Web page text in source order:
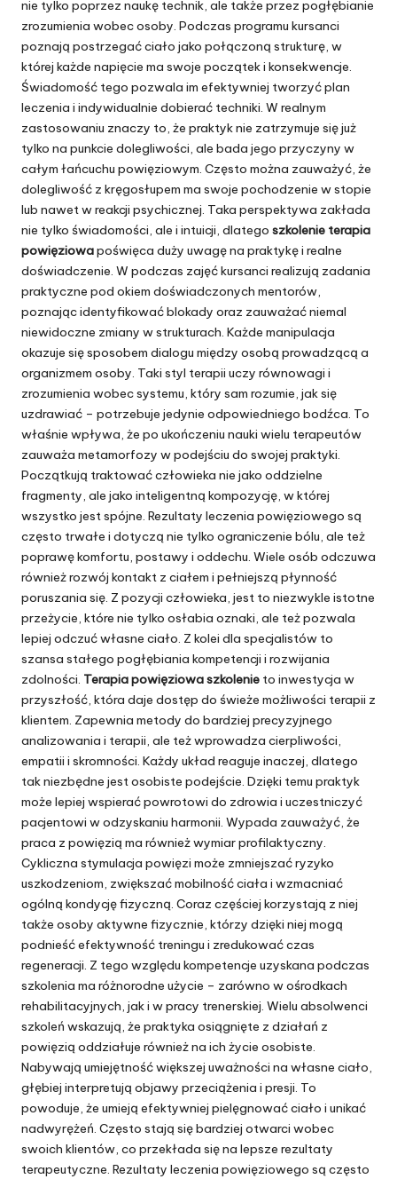
nie tylko poprzez naukę technik, ale także przez pogłębianie
zrozumienia wobec osoby. Podczas programu kursanci
poznają postrzegać ciało jako połączoną strukturę, w
której każde napięcie ma swoje początek i konsekwencje.
Świadomość tego pozwala im efektywniej tworzyć plan
leczenia i indywidualnie dobierać techniki. W realnym
zastosowaniu znaczy to, że praktyk nie zatrzymuje się już
tylko na punkcie dolegliwości, ale bada jego przyczyny w
całym łańcuchu powięziowym. Często można zauważyć, że
dolegliwość z kręgosłupem ma swoje pochodzenie w stopie
lub nawet w reakcji psychicznej. Taka perspektywa zakłada
nie tylko świadomości, ale i intuicji, dlatego szkolenie terapia
powięziowapoświęca duży uwagę na praktykę i realne
doświadczenie. W podczas zajęć kursanci realizują zadania
praktyczne pod okiem doświadczonych mentorów,
poznając identyfikować blokady oraz zauważać niemal
niewidoczne zmiany w strukturach. Każde manipulacja
okazuje się sposobem dialogu między osobą prowadzącą a
organizmem osoby. Taki styl terapii uczy równowagi i
zrozumienia wobec systemu, który sam rozumie, jak się
uzdrawiać – potrzebuje jedynie odpowiedniego bodźca. To
właśnie wpływa, że po ukończeniu nauki wielu terapeutów
zauważa metamorfozy w podejściu do swojej praktyki.
Początkują traktować człowieka nie jako oddzielne
fragmenty, ale jako inteligentną kompozycję, w której
wszystko jest spójne. Rezultaty leczenia powięziowego są
często trwałe i dotyczą nie tylko ograniczenie bólu, ale też
poprawę komfortu, postawy i oddechu. Wiele osób odczuwa
również rozwój kontakt z ciałem i pełniejszą płynność
poruszania się. Z pozycji człowieka, jest to niezwykle istotne
przeżycie, które nie tylko osłabia oznaki, ale też pozwala
lepiej odczuć własne ciało. Z kolei dla specjalistów to
szansa stałego pogłębiania kompetencji i rozwijania
zdolności. Terapia powięziowa szkolenie to inwestycja w
przyszłość, która daje dostęp do świeże możliwości terapii z
klientem. Zapewnia metody do bardziej precyzyjnego
analizowania i terapii, ale też wprowadza cierpliwości,
empatii i skromności. Każdy układ reaguje inaczej, dlatego
tak niezbędne jest osobiste podejście. Dzięki temu praktyk
może lepiej wspierać powrotowi do zdrowia i uczestniczyć
pacjentowi w odzyskaniu harmonii. Wypada zauważyć, że
praca z powięzią ma również wymiar profilaktyczny.
Cykliczna stymulacja powięzi może zmniejszać ryzyko
uszkodzeniom, zwiększać mobilność ciała i wzmacniać
ogólną kondycję fizyczną. Coraz częściej korzystają z niej
także osoby aktywne fizycznie, którzy dzięki niej mogą
podnieść efektywność treningu i zredukować czas
regeneracji. Z tego względu kompetencje uzyskana podczas
szkolenia ma różnorodne użycie – zarówno w ośrodkach
rehabilitacyjnych, jak i w pracy trenerskiej. Wielu absolwenci
szkoleń wskazują, że praktyka osiągnięte z działań z
powięzią oddziałuje również na ich życie osobiste.
Nabywają umiejętność większej uważności na własne ciało,
głębiej interpretują objawy przeciążenia i presji. To
powoduje, że umieją efektywniej pielęgnować ciało i unikać
nadwyrężeń. Często stają się bardziej otwarci wobec
swoich klientów, co przekłada się na lepsze rezultaty
terapeutyczne. Rezultaty leczenia powięziowego są często